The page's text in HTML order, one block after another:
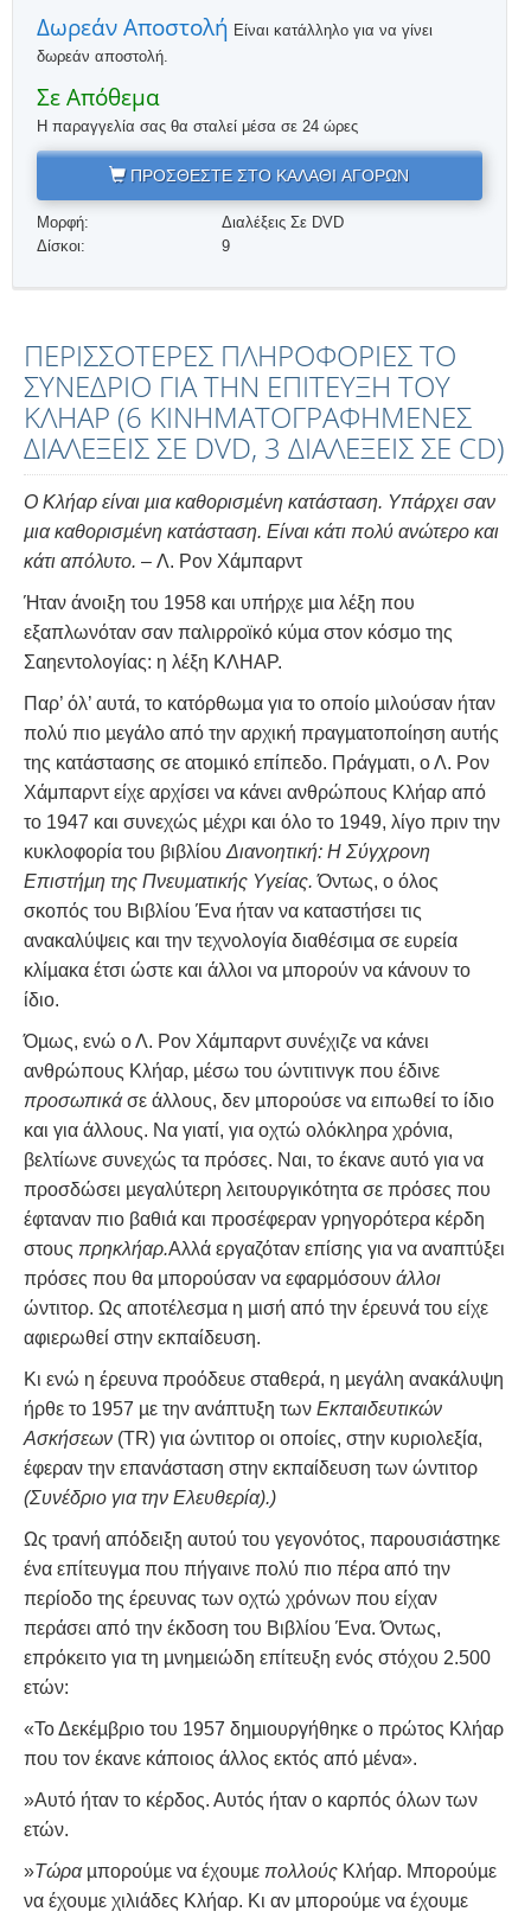
Δωρεάν Αποστολή Είναι κατάλληλο για να γίνει
δωρεάν αποστολή.
Σε Απόθεμα
Η παραγγελία σας θα σταλεί μέσα σε 24 ώρες
ΠΡΟΣΘΕΣΤΕ ΣΤΟ ΚΑΛΑΘΙ ΑΓΟΡΩΝ
Μορφή:
Διαλέξεις Σε DVD
Δίσκοι:
9
ΠΕΡΙΣΣΟΤΕΡΕΣ ΠΛΗΡΟΦΟΡΙΕΣ ΤΟ
ΣΥΝΕΔΡΙΟ ΓΙΑ ΤΗΝ ΕΠΙΤΕΥΞΗ ΤΟΥ
ΚΛΗΑΡ (6 ΚΙΝΗΜΑΤΟΓΡΑΦΗΜΕΝΕΣ
ΔΙΑΛΕΞΕΙΣ ΣΕ DVD, 3 ΔΙΑΛΕΞΕΙΣ ΣΕ CD)
Ο Κλήαρ είναι µια καθορισµένη κατάσταση. Υπάρχει σαν
µια καθορισµένη κατάσταση. Είναι κάτι πολύ ανώτερο και
κάτι απόλυτο. – Λ. Ρον Χάμπαρντ
Ήταν άνοιξη του 1958 και υπήρχε µια λέξη που
εξαπλωνόταν σαν παλιρροϊκό κύµα στον κόσµο της
Σαηεντολογίας: η λέξη ΚΛΗΑΡ.
Παρ’ όλ’ αυτά, το κατόρθωµα για το οποίο µιλούσαν ήταν
πολύ πιο µεγάλο από την αρχική πραγµατοποίηση αυτής
της κατάστασης σε ατοµικό επίπεδο. Πράγµατι, ο Λ. Ρον
Χάμπαρντ είχε αρχίσει να κάνει ανθρώπους Κλήαρ από
το 1947 και συνεχώς µέχρι και όλο το 1949, λίγο πριν την
κυκλοφορία του βιβλίου Διανοητική: Η Σύγχρονη
Επιστήµη της Πνευµατικής Υγείας. Όντως, ο όλος
σκοπός του Βιβλίου Ένα ήταν να καταστήσει τις
ανακαλύψεις και την τεχνολογία διαθέσιµα σε ευρεία
κλίµακα έτσι ώστε και άλλοι να µπορούν να κάνουν το
ίδιο.
Όµως, ενώ ο Λ. Ρον Χάμπαρντ συνέχιζε να κάνει
ανθρώπους Κλήαρ, µέσω του ώντιτινγκ που έδινε
προσωπικάσε άλλους, δεν µπορούσε να ειπωθεί το ίδιο
και για άλλους. Να γιατί, για οχτώ ολόκληρα χρόνια,
βελτίωνε συνεχώς τα πρόσες. Ναι, το έκανε αυτό για να
προσδώσει µεγαλύτερη λειτουργικότητα σε πρόσες που
έφταναν πιο βαθιά και προσέφεραν γρηγορότερα κέρδη
στους πρηκλήαρ.Αλλά εργαζόταν επίσης για να αναπτύξει
πρόσες που θα µπορούσαν να εφαρµόσουν άλλοι
ώντιτορ. Ως αποτέλεσµα η µισή από την έρευνά του είχε
αφιερωθεί στην εκπαίδευση.
Κι ενώ η έρευνα προόδευε σταθερά, η µεγάλη ανακάλυψη
ήρθε το 1957 µε την ανάπτυξη των Εκπαιδευτικών
Ασκήσεων (TR) για ώντιτορ οι οποίες, στην κυριολεξία,
έφεραν την επανάσταση στην εκπαίδευση των ώντιτορ
(Συνέδριο για την Ελευθερία).)
Ως τρανή απόδειξη αυτού του γεγονότος, παρουσιάστηκε
ένα επίτευγµα που πήγαινε πολύ πιο πέρα από την
περίοδο της έρευνας των οχτώ χρόνων που είχαν
περάσει από την έκδοση του Βιβλίου Ένα. Όντως,
επρόκειτο για τη µνηµειώδη επίτευξη ενός στόχου 2.500
ετών:
«Το Δεκέµβριο του 1957 δηµιουργήθηκε ο πρώτος Κλήαρ
που τον έκανε κάποιος άλλος εκτός από µένα».
»Αυτό ήταν το κέρδος. Αυτός ήταν ο καρπός όλων των
ετών.
»Τώραµπορούµε να έχουµε πολλούς Κλήαρ. Μπορούµε
να έχουµε χιλιάδες Κλήαρ. Κι αν µπορούµε να έχουµε